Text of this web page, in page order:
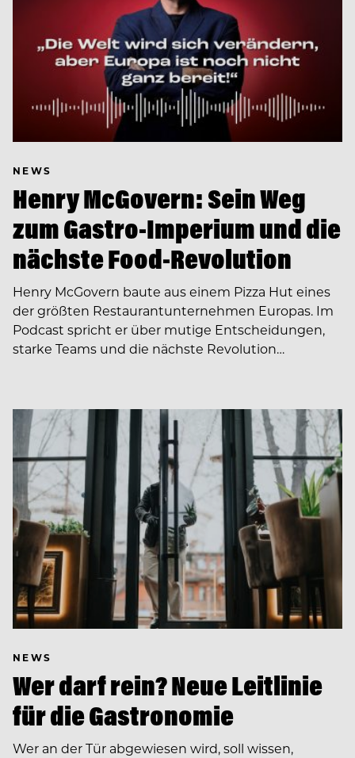
NEWS
Henry McGovern: Sein Weg
zum Gastro-Imperium und die
nächste Food-Revolution
Henry McGovern baute aus einem Pizza Hut eines
der größten Restaurantunternehmen Europas. Im
Podcast spricht er über mutige Entscheidungen,
starke Teams und die nächste Revolution…
NEWS
Wer darf rein? Neue Leitlinie
für die Gastronomie
Wer an der Tür abgewiesen wird, soll wissen,